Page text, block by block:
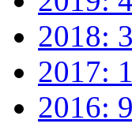
2018:
2017:
2016: